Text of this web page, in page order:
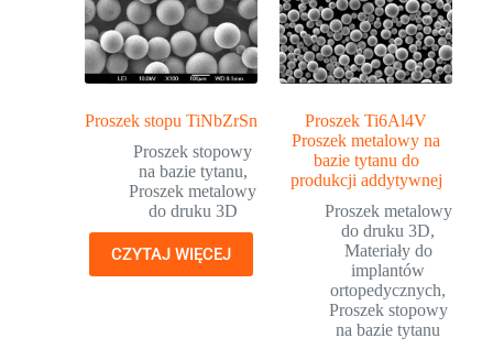
Proszek stopu TiNbZrSn
Proszek stopowy
na bazie tytanu,
Proszek metalowy
do druku 3D
CZYTAJ WIĘCEJ
Proszek Ti6Al4V
Proszek metalowy na
bazie tytanu do
produkcji addytywnej
Proszek metalowy
do druku 3D,
Materiały do
implantów
ortopedycznych,
Proszek stopowy
na bazie tytanu